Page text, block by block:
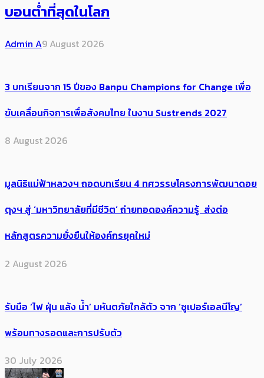
บอนต่ำที่สุดในโลก
Admin A9 August 2026
3 บทเรียนจาก 15 ปีของ Banpu Champions for Change เพื่อ
ขับเคลื่อนกิจการเพื่อสังคมไทย ในงาน Sustrends 2027
8 August 2026
มูลนิธิแม่ฟ้าหลวงฯ ถอดบทเรียน 4 ทศวรรษโครงการพัฒนาดอย
ตุงฯ สู่ ‘มหาวิทยาลัยที่มีชีวิต’ ถ่ายทอดองค์ความรู้ ส่งต่อ
หลักสูตรความยั่งยืนให้องค์กรยุคใหม่
2 August 2026
รับมือ ‘ไฟ ฝุ่น แล้ง น้ำ’ มหันตภัยใกล้ตัว จาก ‘ซูเปอร์เอลนีโญ’
พร้อมทางรอดและการปรับตัว
30 July 2026